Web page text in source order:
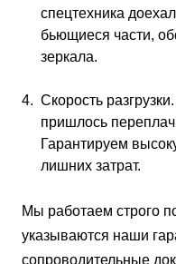
спецтехника
бьющиеся части,
зеркала.
Скорость
пришлось
Гарантируем
лишних затрат.
Мы работаем строго
указываются наши
сопроводительные